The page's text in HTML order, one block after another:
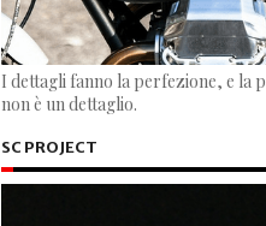
I dettagli fanno la perfezione, e la
non è un dettaglio.
SC PROJECT